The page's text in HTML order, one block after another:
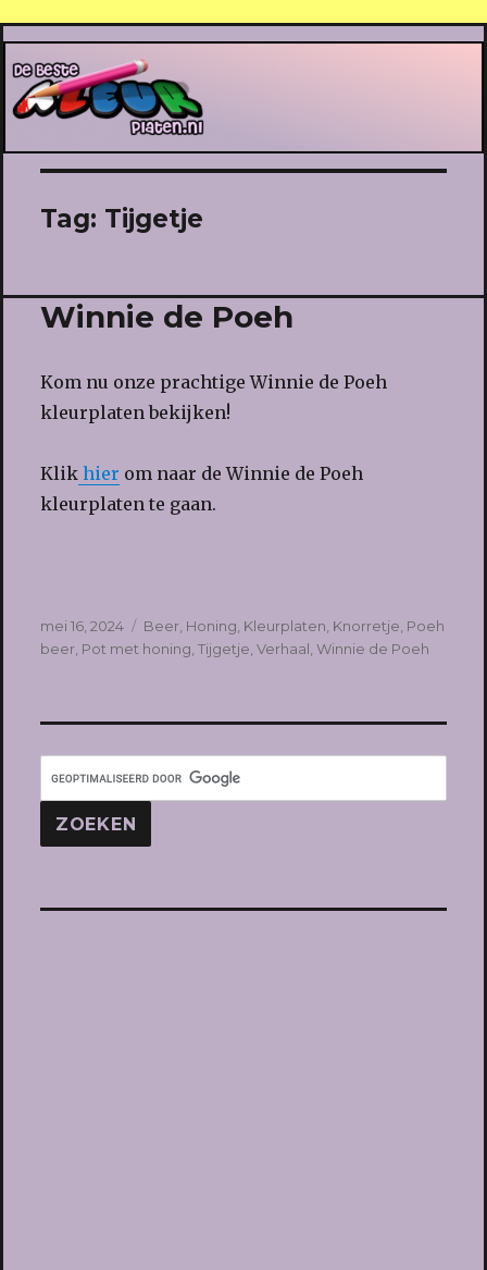
De Beste Kleurplaten
Tag: Tijgetje
Winnie de Poeh
Kom nu onze prachtige Winnie de Poeh
kleurplaten bekijken!
Klikhier om naar de Winnie de Poeh
kleurplaten te gaan.
Geplaatst
op
mei 16, 2024 Tags
Beer, Honing Kleurplaten Knorretje Poeh
beer, Pot met honing Tijgetje Verhaal Winnie de Poeh